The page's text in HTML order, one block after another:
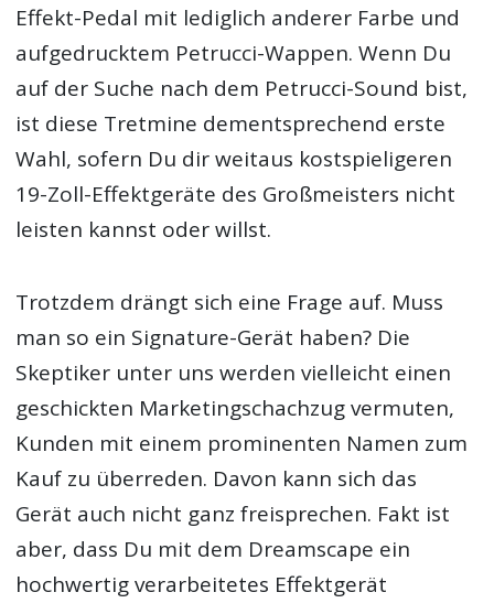
Effekt-Pedal mit lediglich anderer Farbe und
aufgedrucktem Petrucci-Wappen. Wenn Du
auf der Suche nach dem Petrucci-Sound bist,
ist diese Tretmine dementsprechend erste
Wahl, sofern Du dir weitaus kostspieligeren
19-Zoll-Effektgeräte des Großmeisters nicht
leisten kannst oder willst.
Trotzdem drängt sich eine Frage auf. Muss
man so ein Signature-Gerät haben? Die
Skeptiker unter uns werden vielleicht einen
geschickten Marketingschachzug vermuten,
Kunden mit einem prominenten Namen zum
Kauf zu überreden. Davon kann sich das
Gerät auch nicht ganz freisprechen. Fakt ist
aber, dass Du mit dem Dreamscape ein
hochwertig verarbeitetes Effektgerät